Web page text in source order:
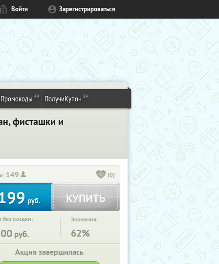
Войти Зарегистрироваться
Промокоды 49 ПолучиКупон 84
фисташки и
149 (0)
руб. КУПИТЬ
без скидки:
руб.
Экономия:
62%
Акция завершилась